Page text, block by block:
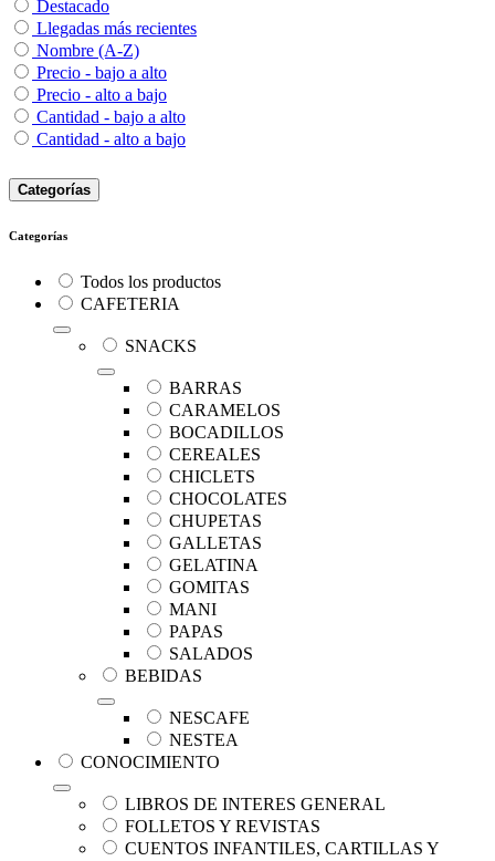
Destacado
Llegadas más recientes
Nombre (A-Z)
Precio - bajo a alto
Precio - alto a bajo
Cantidad - bajo a alto
Cantidad - alto a bajo
Categorías
Categorías
Todos los productos
CAFETERIA
SNACKS
BARRAS
CARAMELOS
BOCADILLOS
CEREALES
CHICLETS
CHOCOLATES
CHUPETAS
GALLETAS
GELATINA
GOMITAS
MANI
PAPAS
SALADOS
BEBIDAS
NESCAFE
NESTEA
CONOCIMIENTO
LIBROS DE INTERES GENERAL
FOLLETOS Y REVISTAS
CUENTOS INFANTILES, CARTILLAS Y